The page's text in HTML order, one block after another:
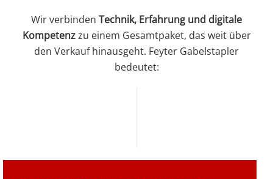
Wir verbinden Technik, Erfahrung und digitale
Kompetenzzu einem Gesamtpaket, das weit über
den Verkauf hinausgeht. Feyter Gabelstapler
bedeutet: